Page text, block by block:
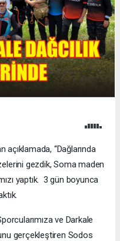
açıklamada, “Dağlarında
gezdik, Soma maden
yaptık. 3 gün boyunca
ve Darkale
gerçekleştiren Sodos